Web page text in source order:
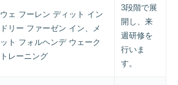
ウェ フーレン ディット イン
ドリー ファーゼン イン、メ
ット フォルヘンデ ウェーク
トレーニング
3段階で展
開し、来
週研修を
行いま
す。